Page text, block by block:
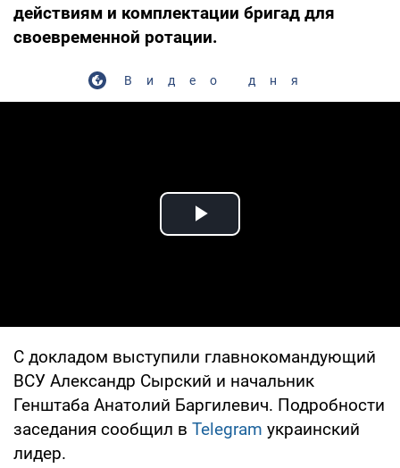
действиям и комплектации бригад для
своевременной ротации.
Видео дня
Play Video
С докладом выступили главнокомандующий
ВСУ Александр Сырский и начальник
Генштаба Анатолий Баргилевич. Подробности
заседания сообщил в Telegram украинский
лидер.